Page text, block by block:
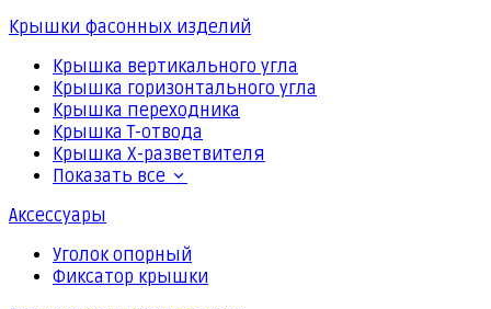
Крышки фасонных изделий
Крышка вертикального угла
Крышка горизонтального угла
Крышка переходника
Крышка Т-отвода
Крышка Х-разветвителя
Показать все
Аксессуары
Уголок опорный
Фиксатор крышки